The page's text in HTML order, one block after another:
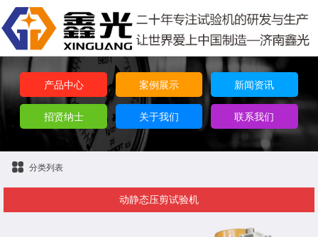
产品中心 案例展示 新闻资讯
招贤纳士 关于我们 联系我们
分类列表
动静态压剪试验机